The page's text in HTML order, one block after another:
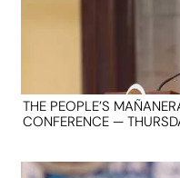
THE PEOPLE’S
CONFERENCE —